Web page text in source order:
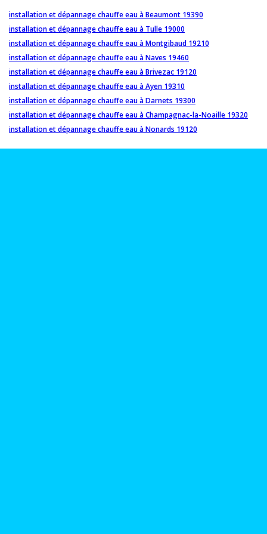
installation et dépannage chauffe eau à Beaumont 19390
installation et dépannage chauffe eau à Tulle 19000
installation et dépannage chauffe eau à Montgibaud 19210
installation et dépannage chauffe eau à Naves 19460
installation et dépannage chauffe eau à Brivezac 19120
installation et dépannage chauffe eau à Ayen 19310
installation et dépannage chauffe eau à Darnets 19300
installation et dépannage chauffe eau à Champagnac-la-Noaille 19320
installation et dépannage chauffe eau à Nonards 19120